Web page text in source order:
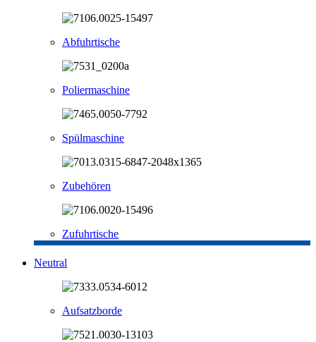
Abfuhrtische
Poliermaschine
Spülmaschine
Zubehören
Zufuhrtische
Neutral
Aufsatzborde